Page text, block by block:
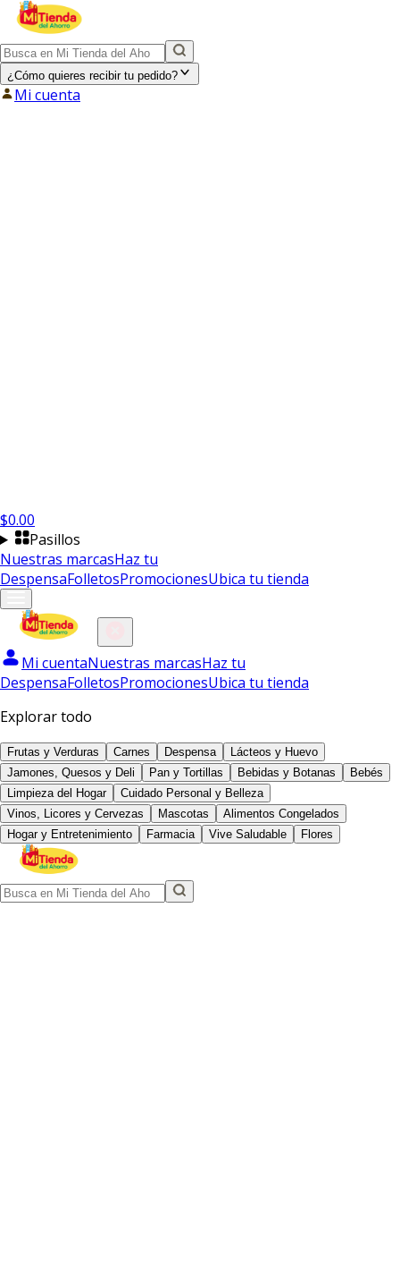
¿Cómo quieres recibir tu pedido?
Mi cuenta
$0.00
Pasillos
Nuestras marcasHaz tu
DespensaFolletosPromocionesUbica tu tienda
Mi cuentaNuestras marcasHaz tu
DespensaFolletosPromocionesUbica tu tienda
Explorar todo
Frutas y Verduras Carnes Despensa
Lácteos y Huevo
Jamones, Quesos y Deli
Pan y Tortillas Bebidas y Botanas
Bebés
Limpieza del Hogar
Cuidado Personal y Belleza
Vinos, Licores y Cervezas
Mascotas
Alimentos Congelados
Hogar y Entretenimiento
Farmacia Vive Saludable Flores